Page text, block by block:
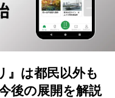
』は都民以外も
後の展開を解説